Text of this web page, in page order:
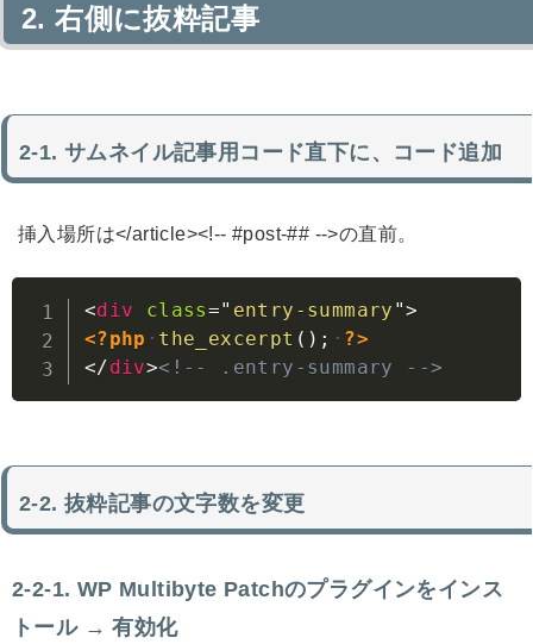
右側に抜粋記事
サムネイル記事用コード直下に、コード追加
挿入場所は</article><!-- #post-## -->の直前。
<div class=" entry-summary ">
<?php
the_excerpt ( ) ;
?>
</div><!-- .entry-summary -->
抜粋記事の文字数を変更
WP Multibyte Patchのプラグインをインス
トール → 有効化